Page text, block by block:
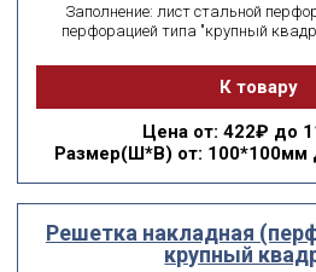
Заполнение: лист стальной
перфорацией типа "крупный
К товару
Цена от: 422₽ до
Размер(Ш*В) от:
Решетка накладная
крупный